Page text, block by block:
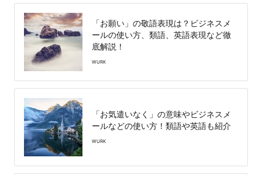
「お願い」の敬語表現は？ビジネスメ
ールの使い方、類語、英語表現など徹
底解説！
WURK
「お気遣いなく」の意味やビジネスメ
ールなどの使い方！類語や英語も紹介
WURK